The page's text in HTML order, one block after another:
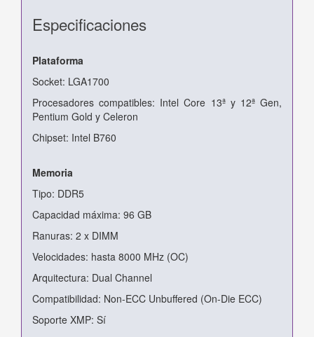
Especificaciones
Plataforma
Socket: LGA1700
Procesadores compatibles: Intel Core 13ª y 12ª Gen,
Pentium Gold y Celeron
Chipset: Intel B760
Memoria
Tipo: DDR5
Capacidad máxima: 96 GB
Ranuras: 2 x DIMM
Velocidades: hasta 8000 MHz (OC)
Arquitectura: Dual Channel
Compatibilidad: Non-ECC Unbuffered (On-Die ECC)
Soporte XMP: Sí